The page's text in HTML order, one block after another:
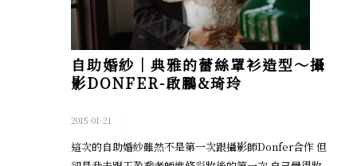
自助婚紗│典雅的蕾絲罩衫造型～攝
影DONFER-啟鵬&琦玲
2015-01-21
這次的自助婚紗雖然不是第一次跟攝影師Donfer合作 但